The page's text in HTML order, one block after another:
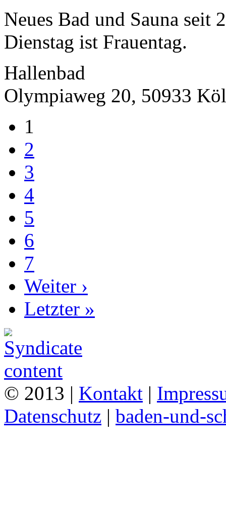
Neues Bad und Sauna seit
Dienstag ist Frauentag.
Hallenbad
Olympiaweg 20, 50933
1
2
3
4
5
6
7
Weiter ›
Letzter »
© 2013 | Kontakt |
Datenschutz | baden-und-